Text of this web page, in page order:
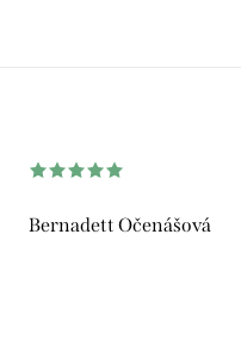
Bernadett Očenášová